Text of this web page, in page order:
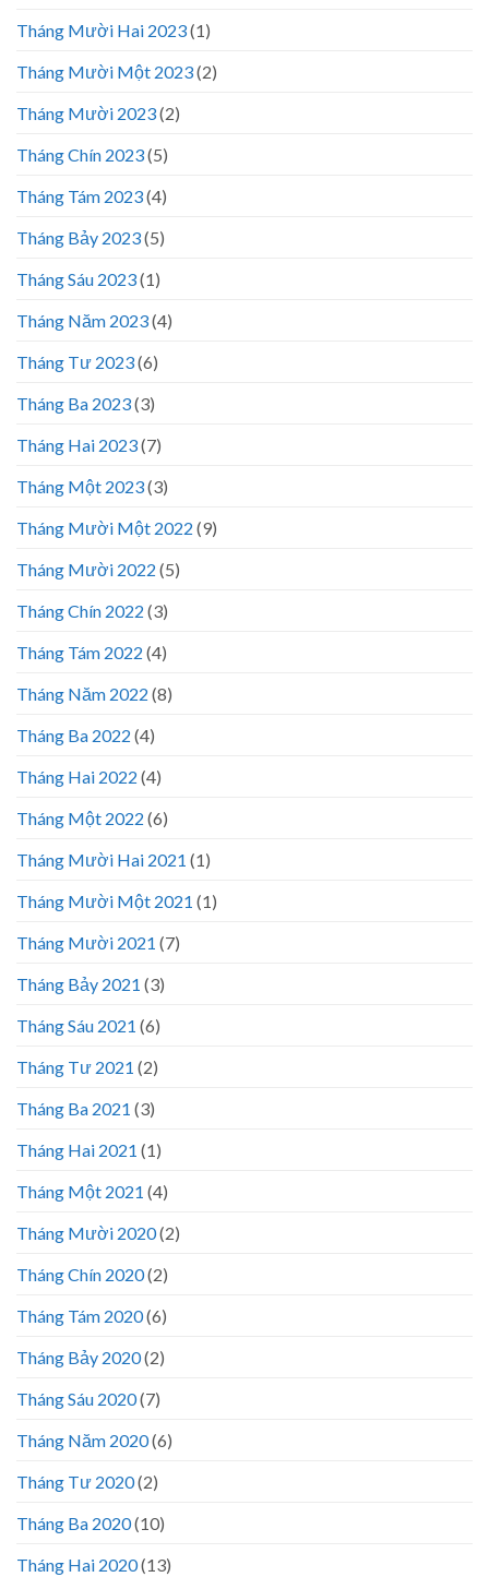
Tháng Mười Hai 2023(1)
Tháng Mười Một 2023(2)
Tháng Mười 2023(2)
Tháng Chín 2023(5)
Tháng Tám 2023(4)
Tháng Bảy 2023(5)
Tháng Sáu 2023(1)
Tháng Năm 2023(4)
Tháng Tư 2023(6)
Tháng Ba 2023(3)
Tháng Hai 2023(7)
Tháng Một 2023(3)
Tháng Mười Một 2022 (9)
Tháng Mười 2022 (5)
Tháng Chín 2022 (3)
Tháng Tám 2022 (4)
Tháng Năm 2022 (8)
Tháng Ba 2022 (4)
Tháng Hai 2022 (4)
Tháng Một 2022 (6)
Tháng Mười Hai 2021 (1)
Tháng Mười Một 2021 (1)
Tháng Mười 2021 (7)
Tháng Bảy 2021 (3)
Tháng Sáu 2021 (6)
Tháng Tư 2021 (2)
Tháng Ba 2021 (3)
Tháng Hai 2021 (1)
Tháng Một 2021 (4)
Tháng Mười 2020(2)
Tháng Chín 2020(2)
Tháng Tám 2020(6)
Tháng Bảy 2020(2)
Tháng Sáu 2020(7)
Tháng Năm 2020(6)
Tháng Tư 2020(2)
Tháng Ba 2020(10)
Tháng Hai 2020(13)